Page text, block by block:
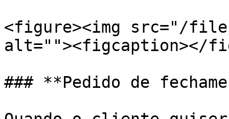
<figure><img src="/
alt=""><figcaption></
### **Pedido de